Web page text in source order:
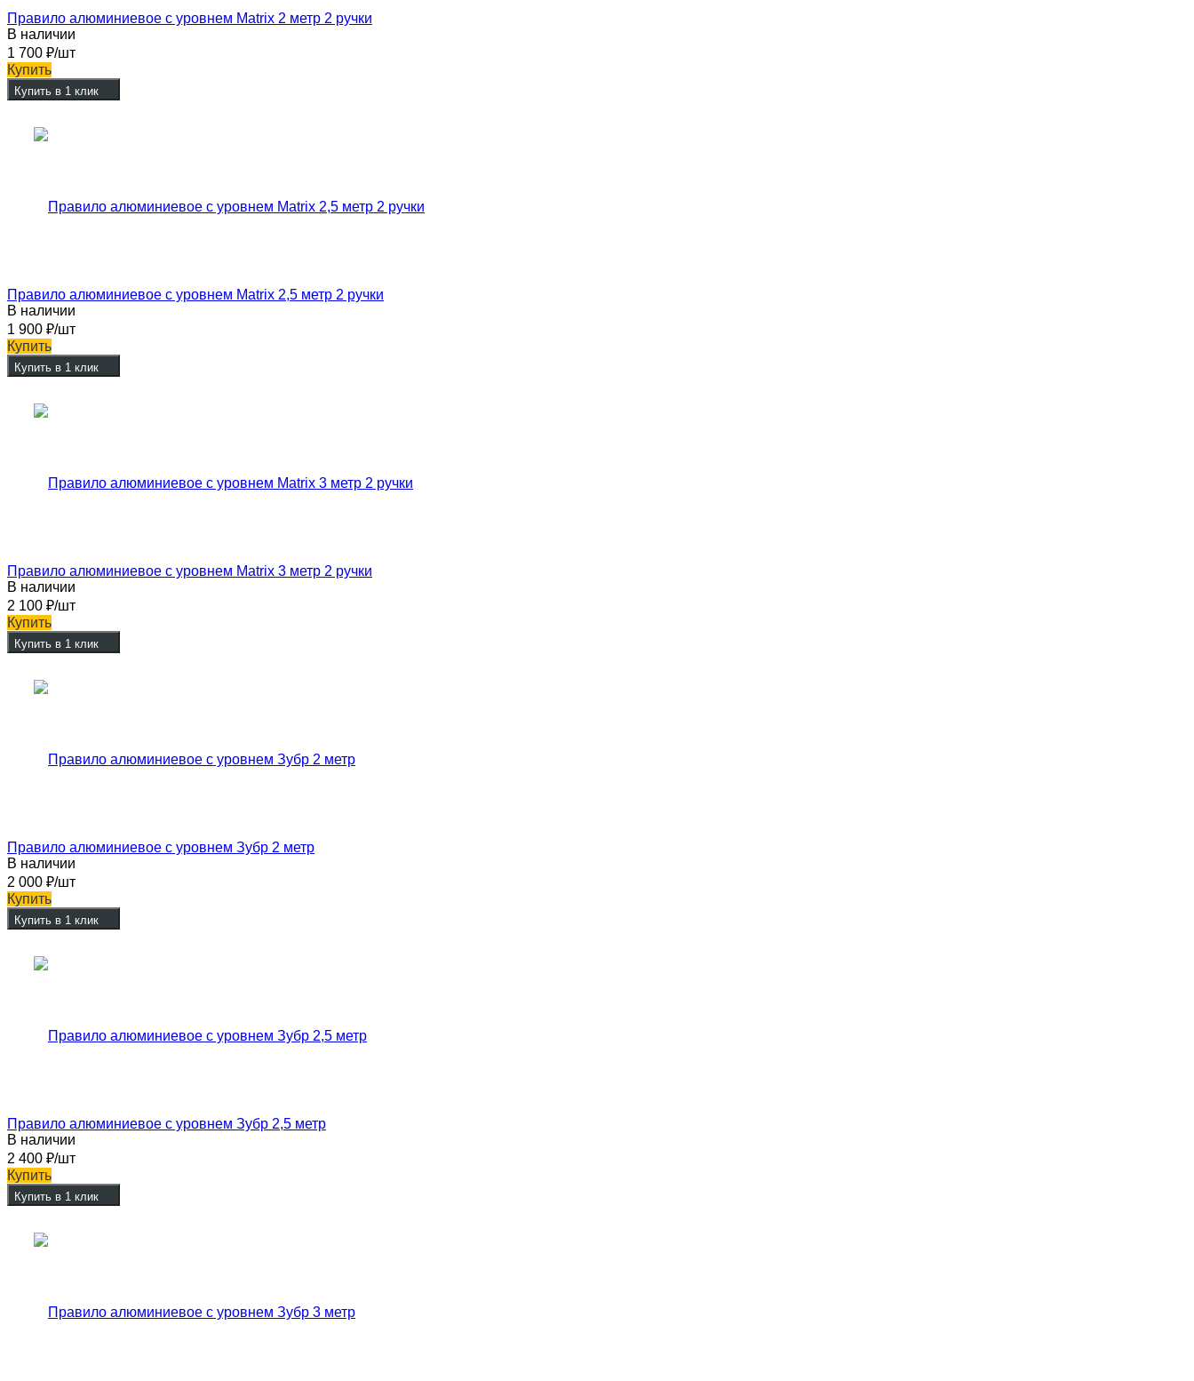
Правило алюминиевое с уровнем Matrix 2 метр 2 ручки
В наличии
1 700 ₽/шт
Купить
Купить в 1 клик
Правило алюминиевое с уровнем Matrix 2,5 метр 2 ручки
В наличии
1 900 ₽/шт
Купить
Купить в 1 клик
Правило алюминиевое с уровнем Matrix 3 метр 2 ручки
В наличии
2 100 ₽/шт
Купить
Купить в 1 клик
Правило алюминиевое с уровнем Зубр 2 метр
В наличии
2 000 ₽/шт
Купить
Купить в 1 клик
Правило алюминиевое с уровнем Зубр 2,5 метр
В наличии
2 400 ₽/шт
Купить
Купить в 1 клик